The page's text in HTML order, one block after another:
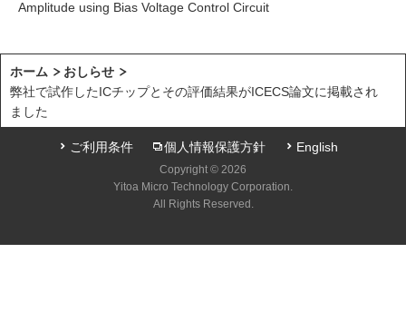
Amplitude using Bias Voltage Control Circuit
ホーム
おしらせ
弊社で試作したICチップとその評価結果がICECS論文に掲載され
ました
ご利用条件 個人情報保護方針 English
Copyright © 2026
Yitoa Micro Technology Corporation.
All Rights Reserved.